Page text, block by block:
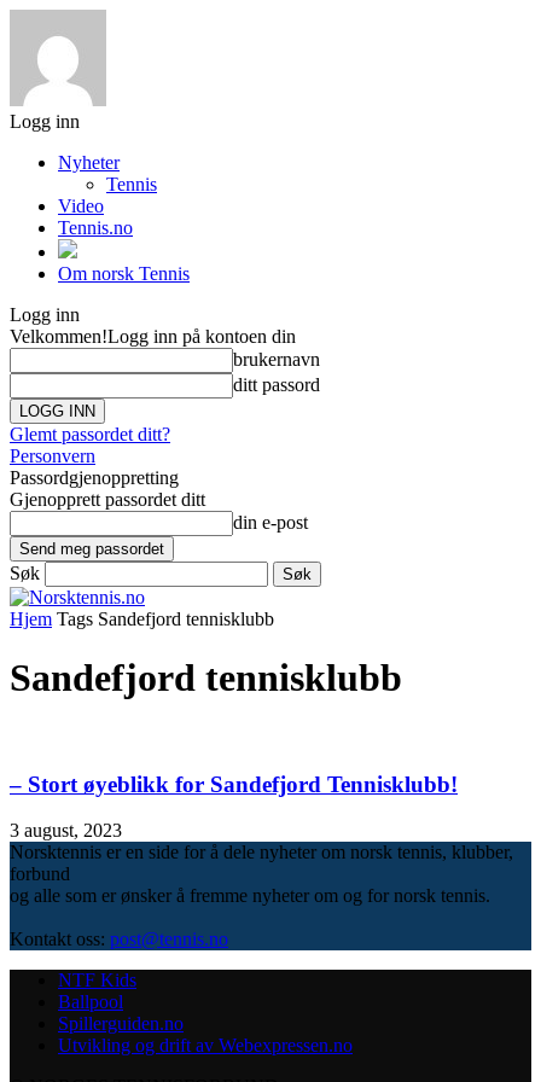
Logg inn
Nyheter
Tennis
Video
Tennis.no
Om norsk Tennis
Logg inn
Velkommen!Logg inn på kontoen din
brukernavn
ditt passord
Glemt passordet ditt?
Personvern
Passordgjenoppretting
Gjenopprett passordet ditt
din e-post
Søk
Hjem Tags Sandefjord tennisklubb
Sandefjord tennisklubb
– Stort øyeblikk for Sandefjord Tennisklubb!
3 august, 2023
Norsktennis er en side for å dele nyheter om norsk tennis, klubber,
forbund
og alle som er ønsker å fremme nyheter om og for norsk tennis.
Kontakt oss: post@tennis.no
NTF Kids
Ballpool
Spillerguiden.no
Utvikling og drift av Webexpressen.no